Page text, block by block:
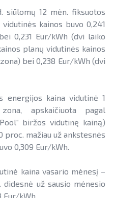
siūlomų 12 mėn. fiksuotos
kainos buvo 0,241
0,231 Eur/kWh (dvi laiko
planų vidutinės kainos
bei 0,238 Eur/kWh (dvi
energijos kaina vidutinė 1
apskaičiuota pagal
biržos vidutinę kainą)
proc. mažiau už ankstesnės
0,309 Eur/kWh.
kaina vasario mėnesį –
didesnė už sausio mėnesio
Eur/kWh.